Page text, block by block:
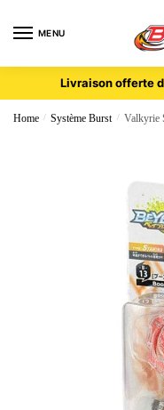
MENU
Livraison offerte
Home / Système Burst / Valkyrie